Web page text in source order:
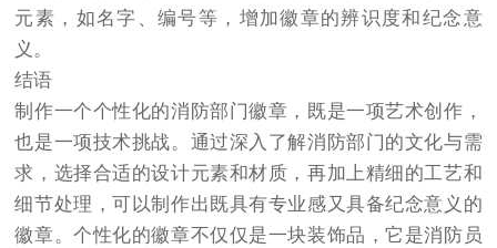
元素，如名字、编号等，增加徽章的辨识度和纪念意
义。
结语
制作一个个性化的消防部门徽章，既是一项艺术创作，
也是一项技术挑战。通过深入了解消防部门的文化与需
求，选择合适的设计元素和材质，再加上精细的工艺和
细节处理，可以制作出既具有专业感又具备纪念意义的
徽章。个性化的徽章不仅仅是一块装饰品，它是消防员